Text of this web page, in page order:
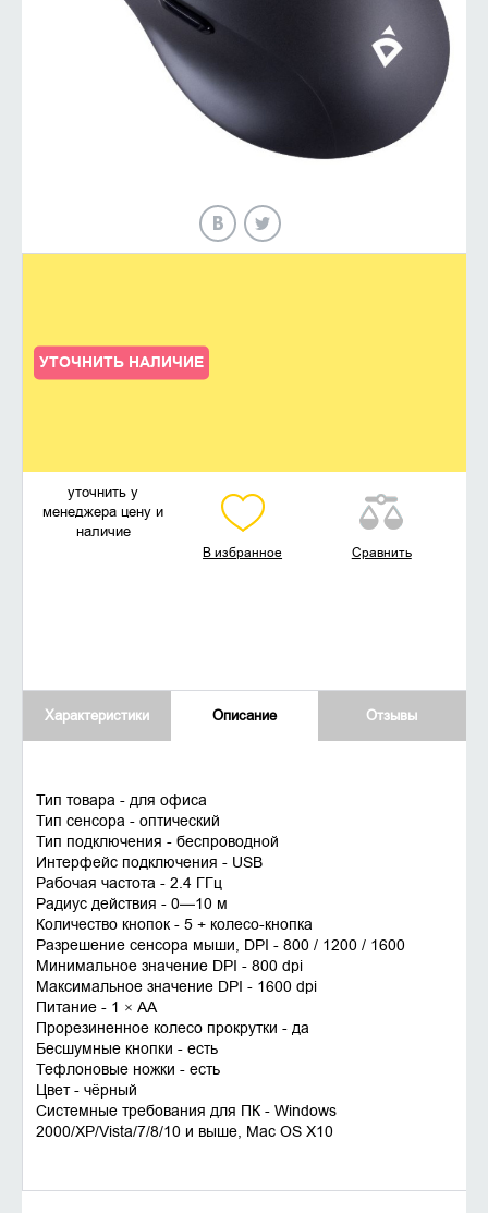
УТОЧНИТЬ НАЛИЧИЕ
уточнить у
менеджера цену и
наличие
В избранное Сравнить
Характеристики Описание Отзывы
Тип товара - для офиса
Тип сенсора - оптический
Тип подключения - беспроводной
Интерфейс подключения - USB
Рабочая частота - 2.4 ГГц
Радиус действия - 0—10 м
Количество кнопок - 5 + колесо-кнопка
Разрешение сенсора мыши, DPI - 800 / 1200 / 1600
Минимальное значение DPI - 800 dpi
Максимальное значение DPI - 1600 dpi
Питание - 1 × AA
Прорезиненное колесо прокрутки - да
Бесшумные кнопки - есть
Тефлоновые ножки - есть
Цвет - чёрный
Системные требования для ПК - Windows
2000/XP/Vista/7/8/10 и выше, Mac OS X10